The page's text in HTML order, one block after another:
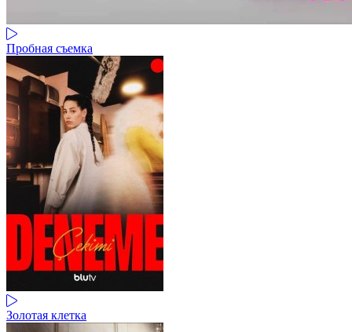
Пробная съемка
Золотая клетка